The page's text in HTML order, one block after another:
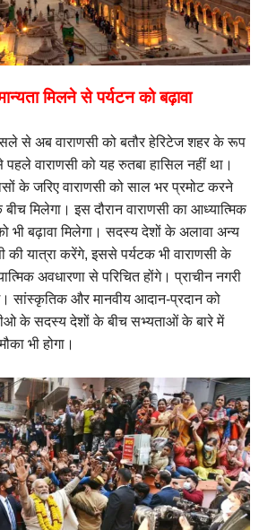
मिलने से पर्यटन को बढ़ावा
से अब वाराणसी को बतौर हेरिटेज शहर के रूप
वाराणसी को यह रुतबा हासिल नहीं था।
के जरिए वाराणसी को साल भर प्रमोट करने
मिलेगा। इस दौरान वाराणसी का आध्यात्मिक
भी बढ़ावा मिलेगा। सदस्य देशों के अलावा अन्य
की यात्रा करेंगे, इससे पर्यटक भी वाराणसी के
अवधारणा से परिचित होंगे। प्राचीन नगरी
सांस्कृतिक और मानवीय आदान-प्रदान को
के सदस्य देशों के बीच सभ्यताओं के बारे में
भी होगा।